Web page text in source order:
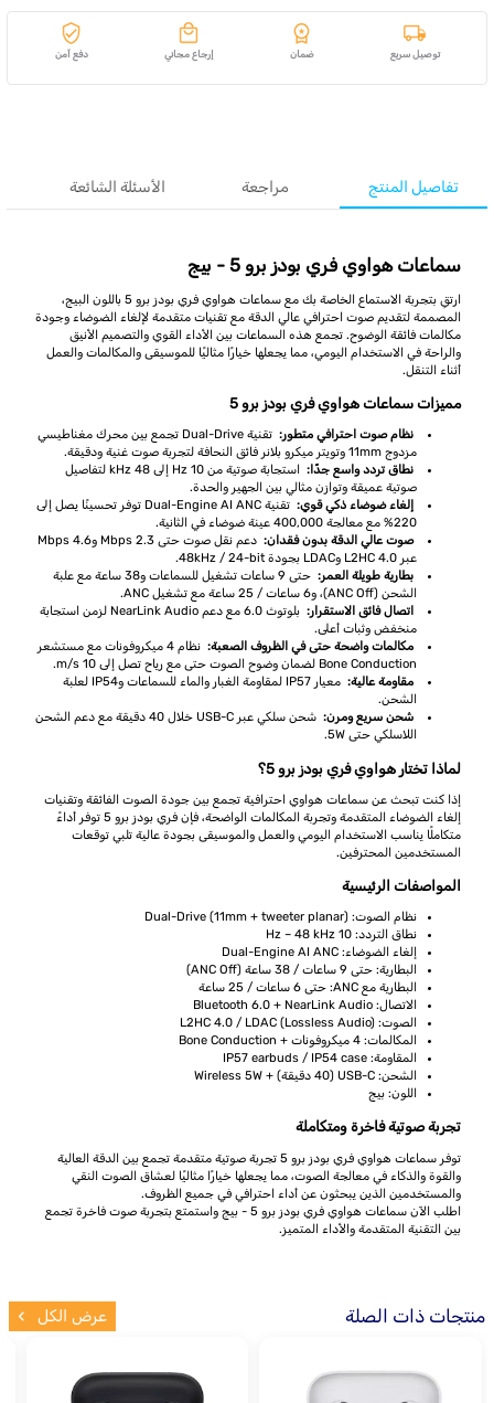
توصيل سريع ضمان إرجاع مجاني دفع آمن
تفاصيل المنتج مراجعة الأسئلة الشائعة
سماعات هواوي فري بودز برو 5 - بيج
ارتقِ بتجربة الاستماع الخاصة بك مع سماعات هواوي فري بودز برو 5 باللون البيج،
المصممة لتقديم صوت احترافي عالي الدقة مع تقنيات متقدمة لإلغاء الضوضاء وجودة
مكالمات فائقة الوضوح. تجمع هذه السماعات بين الأداء القوي والتصميم الأنيق
والراحة في الاستخدام اليومي، مما يجعلها خيارًا مثاليًا للموسيقى والمكالمات والعمل
أثناء التنقل.
مميزات سماعات هواوي فري بودز برو 5
نظام صوت احترافي متطور:
تقنية Dual-Drive تجمع بين محرك مغناطيسي
مزدوج 11mm وتويتر ميكرو بلانر فائق النحافة لتجربة صوت غنية ودقيقة.
نطاق تردد واسع جدًا:
استجابة صوتية من 10 Hz إلى 48 kHz لتفاصيل
صوتية عميقة وتوازن مثالي بين الجهير والحدة.
إلغاء ضوضاء ذكي قوي:
تقنية Dual-Engine AI ANC توفر تحسينًا يصل إلى
220% مع معالجة 400,000 عينة ضوضاء في الثانية.
صوت عالي الدقة بدون فقدان:
دعم نقل صوت حتى 2.3 Mbps و4.6 Mbps
عبر L2HC 4.0 وLDAC بجودة 48kHz / 24-bit.
بطارية طويلة العمر:
حتى 9 ساعات تشغيل للسماعات و38 ساعة مع علبة
الشحن (ANC Off)، و6 ساعات / 25 ساعة مع تشغيل ANC.
اتصال فائق الاستقرار:
بلوتوث 6.0 مع دعم NearLink Audio لزمن استجابة
منخفض وثبات أعلى.
مكالمات واضحة حتى في الظروف الصعبة:
نظام 4 ميكروفونات مع مستشعر
Bone Conduction لضمان وضوح الصوت حتى مع رياح تصل إلى 10 m/s.
مقاومة عالية:
معيار IP57 لمقاومة الغبار والماء للسماعات وIP54 لعلبة
الشحن.
شحن سريع ومرن:
شحن سلكي عبر USB-C خلال 40 دقيقة مع دعم الشحن
اللاسلكي حتى 5W.
لماذا تختار هواوي فري بودز برو 5؟
إذا كنت تبحث عن سماعات هواوي احترافية تجمع بين جودة الصوت الفائقة وتقنيات
إلغاء الضوضاء المتقدمة وتجربة المكالمات الواضحة، فإن فري بودز برو 5 توفر أداءً
متكاملًا يناسب الاستخدام اليومي والعمل والموسيقى بجودة عالية تلبي توقعات
المستخدمين المحترفين.
المواصفات الرئيسية
نظام الصوت: Dual-Drive (11mm + tweeter planar)
نطاق التردد: 10 Hz – 48 kHz
إلغاء الضوضاء: Dual-Engine AI ANC
البطارية: حتى 9 ساعات / 38 ساعة (ANC Off)
البطارية مع ANC: حتى 6 ساعات / 25 ساعة
الاتصال: Bluetooth 6.0 + NearLink Audio
الصوت: L2HC 4.0 / LDAC (Lossless Audio)
المكالمات: 4 ميكروفونات + Bone Conduction
المقاومة: IP57 earbuds / IP54 case
الشحن: USB-C (40 دقيقة) + Wireless 5W
اللون: بيج
تجربة صوتية فاخرة ومتكاملة
توفر سماعات هواوي فري بودز برو 5 تجربة صوتية متقدمة تجمع بين الدقة العالية
والقوة والذكاء في معالجة الصوت، مما يجعلها خيارًا مثاليًا لعشاق الصوت النقي
والمستخدمين الذين يبحثون عن أداء احترافي في جميع الظروف.
اطلب الآن سماعات هواوي فري بودز برو 5 - بيج واستمتع بتجربة صوت فاخرة تجمع
بين التقنية المتقدمة والأداء المتميز.
منتجات ذات الصلة عرض الكل